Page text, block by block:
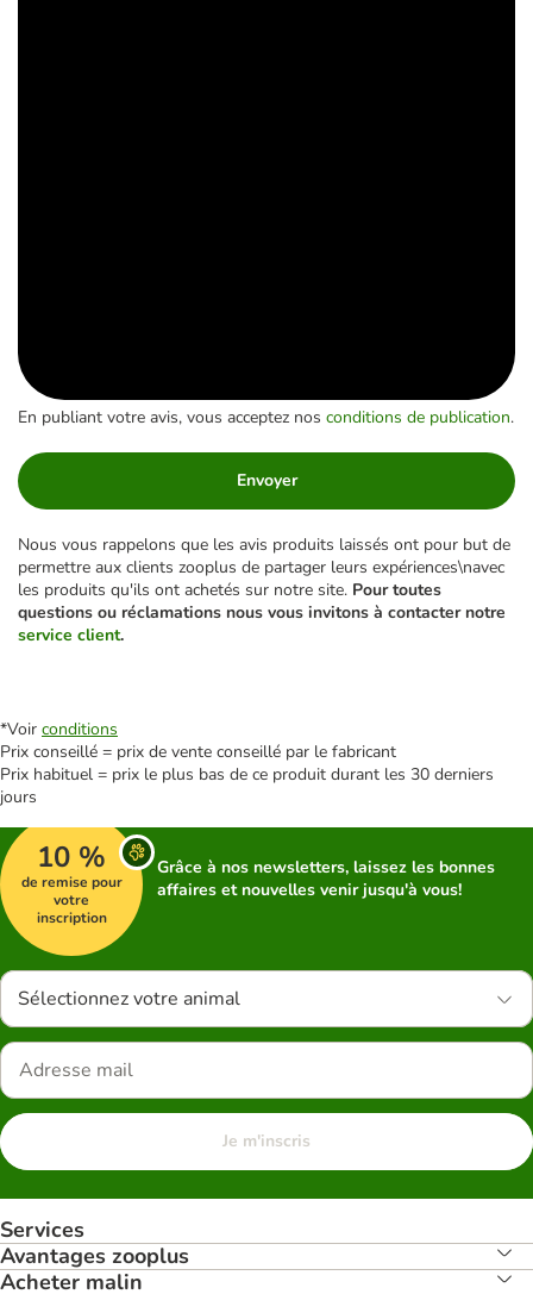
En publiant votre avis, vous acceptez nos conditions de publication.
Envoyer
Nous vous rappelons que les avis produits laissés ont pour but de
permettre aux clients zooplus de partager leurs expériences\navec
les produits qu'ils ont achetés sur notre site. Pour toutes
questions ou réclamations nous vous invitons à contacter notre
service client.
*Voir conditions
Prix conseillé = prix de vente conseillé par le fabricant
Prix habituel = prix le plus bas de ce produit durant les 30 derniers
jours
10 %
de remise pour
votre
inscription
Grâce à nos newsletters, laissez les bonnes
affaires et nouvelles venir jusqu'à vous!
Sélectionnez votre animal
Je m'inscris
Services
Avantages zooplus
Acheter malin